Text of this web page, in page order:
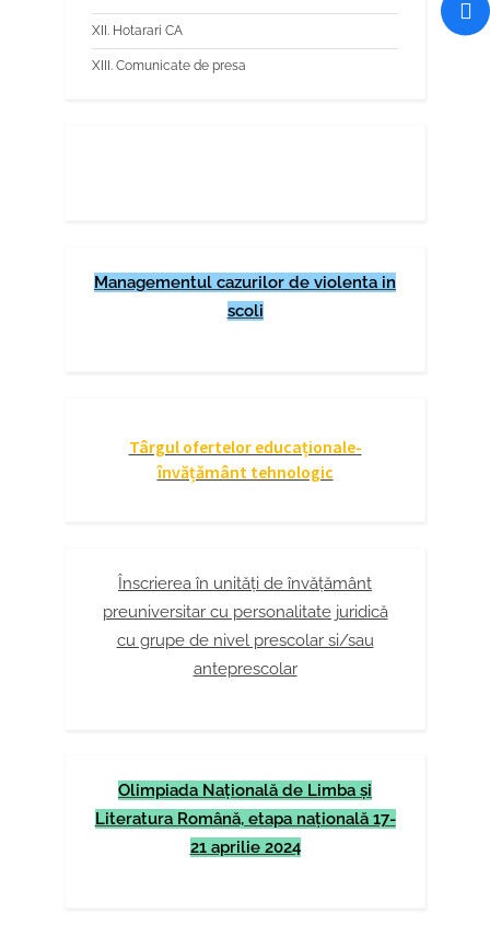
XII. Hotarari CA
XIII. Comunicate de presa
Managementul cazurilor de violenta in
scoli
Târgul ofertelor educaționale-
învățământ tehnologic
Înscrierea în unități de învățământ
preuniversitar cu personalitate juridică
cu grupe de nivel prescolar si/sau
anteprescolar
Olimpiada Naţională de Limba şi
Literatura Română, etapa naţională 17-
21 aprilie 2024